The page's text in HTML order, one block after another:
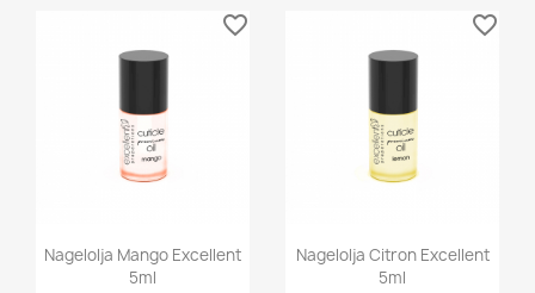
Nagelolja Mango Excellent
5ml
favorite_border
Nagelolja Citron Excellent
5ml
favorite_border